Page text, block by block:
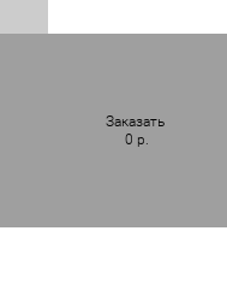
Заказать
0 р.